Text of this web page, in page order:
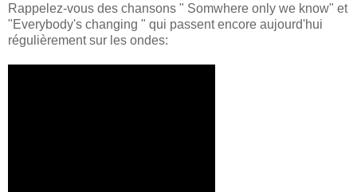
Rappelez-vous des chansons " Somwhere only we know" et
"Everybody's changing " qui passent encore aujourd'hui
régulièrement sur les ondes: